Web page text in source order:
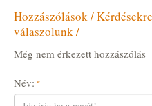
Hozzászólások /
válaszolunk /
Még nem érkezett hozzászólás
Név: